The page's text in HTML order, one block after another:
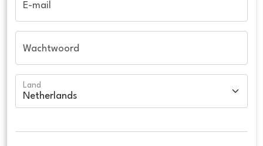
E-mail
Wachtwoord
Land